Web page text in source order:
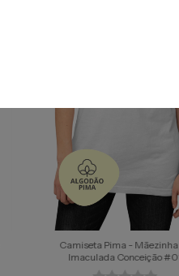
Camiseta Pima - Mãezinha
Imaculada Conceição